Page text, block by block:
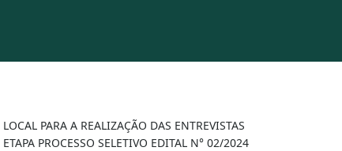
LOCAL PARA A REALIZAÇÃO DAS ENTREVISTAS
ETAPA PROCESSO SELETIVO EDITAL N° 02/2024